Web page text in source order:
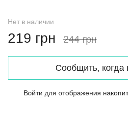
Нет в наличии
219 грн 244 грн
Сообщить, когда
Войти для отображения